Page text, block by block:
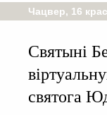
Чацвер, 16
Святыні
святога